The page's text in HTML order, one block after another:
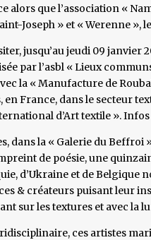
alors que l’association «
Joseph » et « Werenne »,
jusqu’au jeudi 09 janvier
par l’asbl « Lieux
la « Manufacture de
en France, dans le secteur
d’Art textile ». Infos
dans la « Galerie du Beffroi
de poésie, une
d’Ukraine et de
& créateurs puisant leur
sur les textures et avec la
ces artistes